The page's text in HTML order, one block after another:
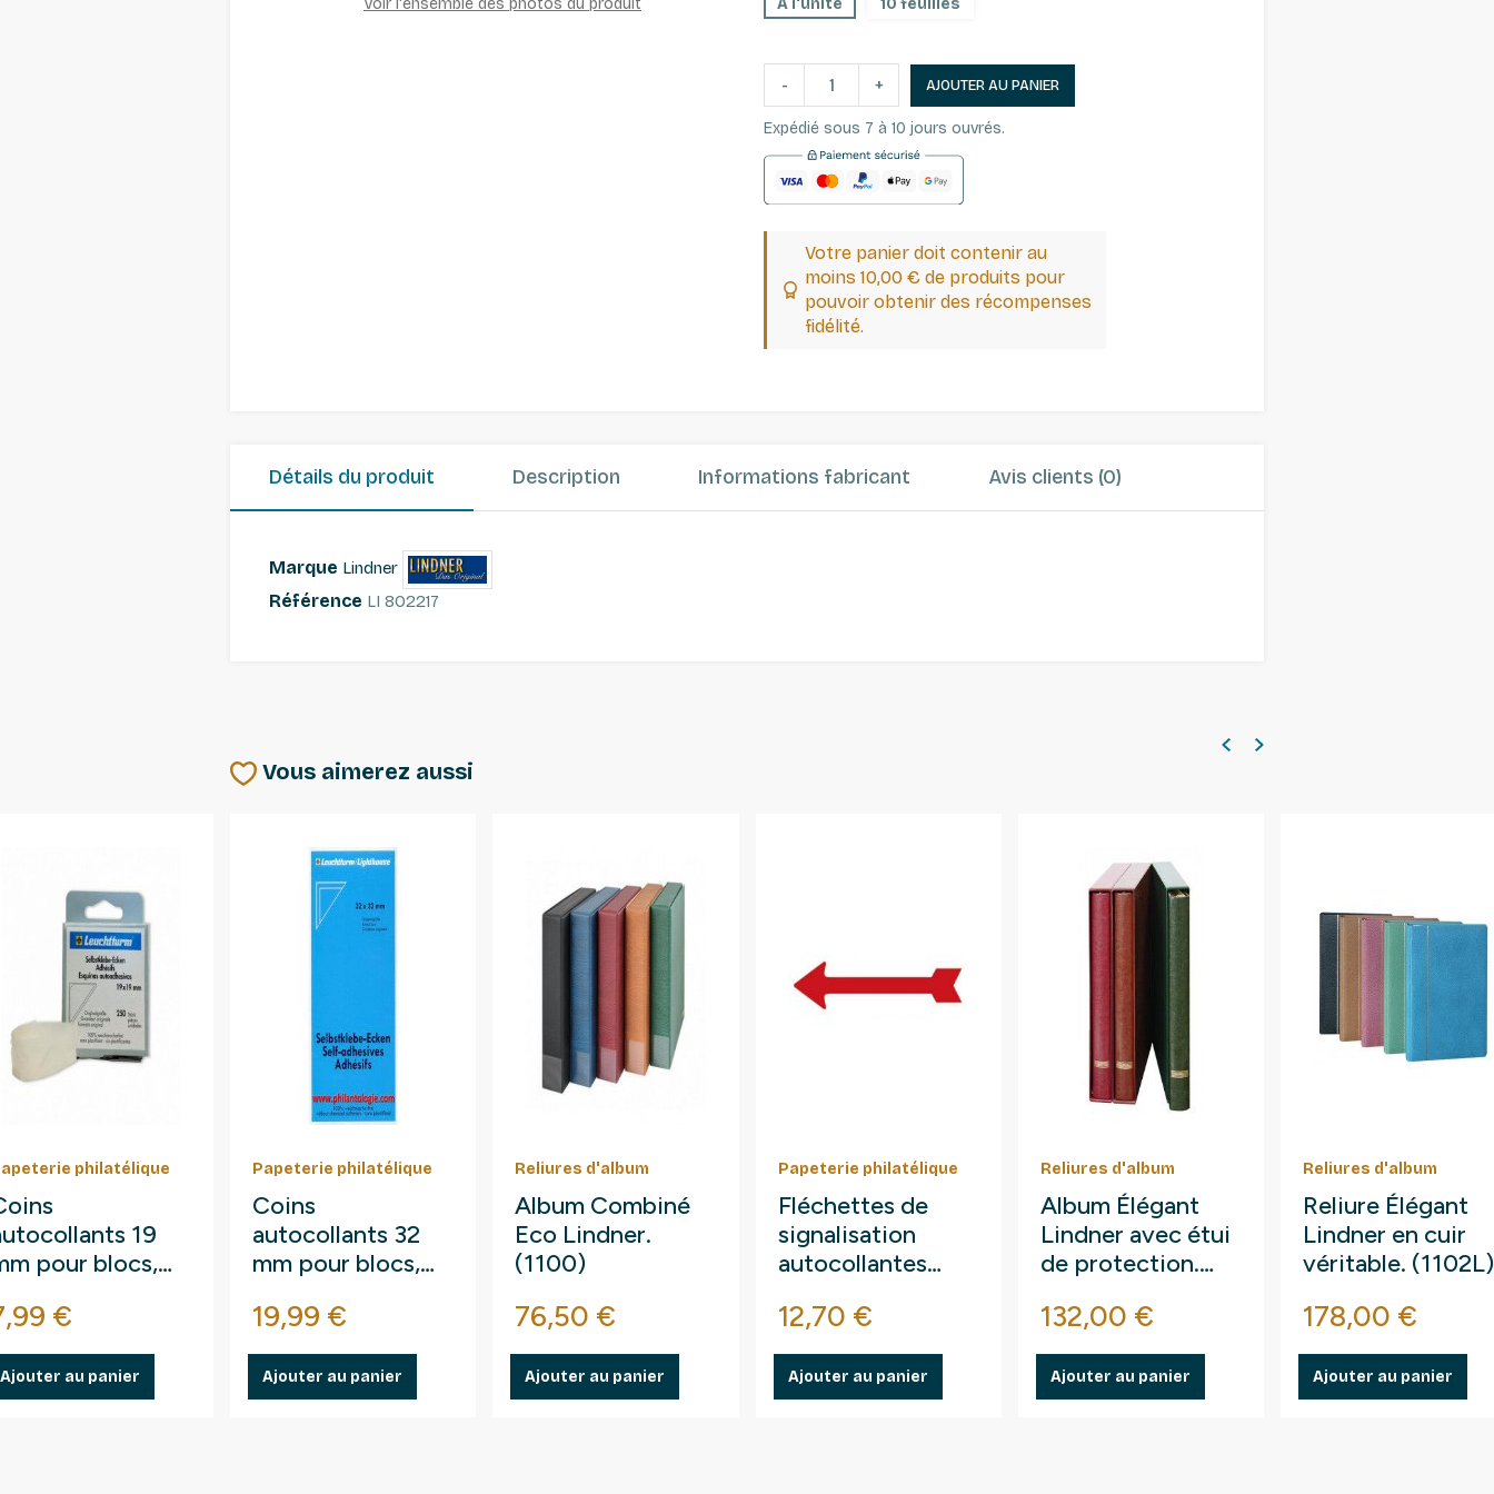
Voir l'ensemble des photos du produit A l'unité 10 feuilles
- + AJOUTER AU PANIER
Expédié sous 7 à 10 jours ouvrés.
Votre panier doit contenir au
moins 10,00 € de produits pour
pouvoir obtenir des récompenses
fidélité.
Détails du produit Description Informations fabricant Avis clients (0)
Marque Lindner
Référence LI 802217
Vous aimerez aussi
philatélique
19
pour blocs,
€
Ajouter au panier
Papeterie philatélique
Coins
autocollants 32
mm pour blocs,
postales.
Prix
19,99 €
Ajouter au panier
Reliures d'album
Album Combiné
Eco Lindner.
(1100)
Prix
76,50 €
Ajouter au panier
Papeterie philatélique
Fléchettes de
signalisation
autocollantes
Prix
12,70 €
Ajouter au panier
Reliures d'album
Album Élégant
Lindner avec étui
de protection.
Prix
132,00 €
Ajouter au panier
Reliures d'album
Reliure Élégant
Lindner en cuir
véritable. (1102L)
Prix
178,00 €
Ajouter au panier